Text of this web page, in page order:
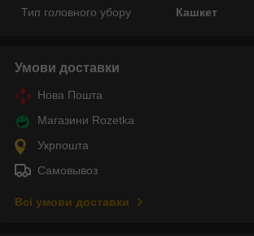
Тип головного убору
Кашкет
Умови доставки
Нова Пошта
Магазини Rozetka
Укрпошта
Самовывоз
Всі умови доставки